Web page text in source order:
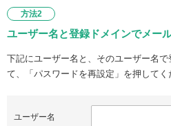
方法2
ユーザー名と登録ドメインでメー
下記にユーザー名と、そのユーザー名
て、「パスワードを再設定」を押してく
ユーザー名